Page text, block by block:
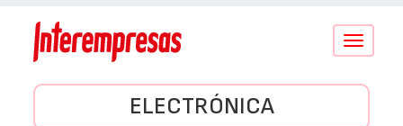
Conmutar
ELECTRÓNICA